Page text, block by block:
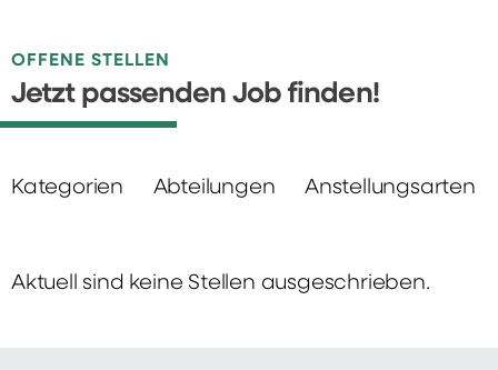
OFFENE STELLEN
Jetzt passenden Job finden!
Kategorien Abteilungen Anstellungsarten
Aktuell sind keine Stellen ausgeschrieben.